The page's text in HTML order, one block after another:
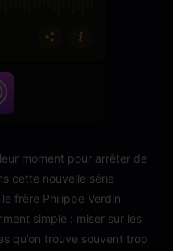
moment pour arrêter de
cette nouvelle série
, le frère Philippe Verdin
simple : miser sur les
qu’on trouve souvent trop